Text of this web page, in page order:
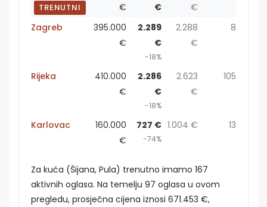
TRENUTNI
€
€
€
Zagreb
395.000
€
2.289
€
-18%
2.288
€
8
Rijeka
410.000
€
2.286
€
-18%
2.623
€
105
Karlovac
160.000
€
727 €
-74%
1.004 € 13
Za kuća (Šijana, Pula) trenutno imamo 167
aktivnih oglasa. Na temelju 97 oglasa u ovom
pregledu, prosječna cijena iznosi 671.453 €,